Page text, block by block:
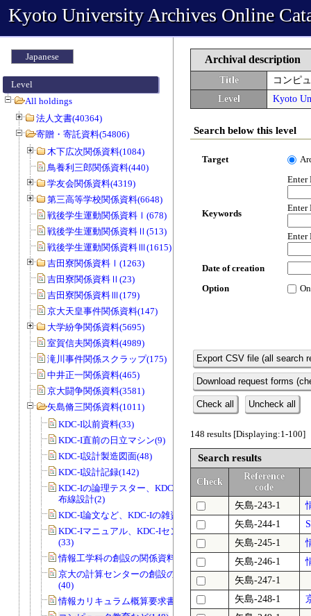
Kyoto University Archives Online
Japanese
Level
All holdings
法人文書(40364)
寄贈・寄託資料(54806)
木下広次関係資料(1084)
鳥養利三郎関係資料(440)
学友会関係資料(4319)
第三高等学校関係資料(6648)
戦後学生運動関係資料Ⅰ(678)
戦後学生運動関係資料Ⅱ(513)
戦後学生運動関係資料Ⅲ(1615)
吉田寮関係資料Ⅰ(1263)
吉田寮関係資料Ⅱ(23)
吉田寮関係資料Ⅲ(179)
京大天皇事件関係資料(147)
大学紛争関係資料(5695)
室賀信夫関係資料(4989)
滝川事件関係スクラップ(175)
中井正一関係資料(465)
京大闘争関係資料(3581)
矢島脩三関係資料(1011)
KDC-I以前資料(33)
KDC-I直前の日立マシン(9)
KDC-I設計製造図面(48)
KDC-I設計記録(142)
KDC-Iの論理テスター、KDC-IのCADの
布線設計(2)
KDC-I論文など、KDC-Iの雑資料(23)
KDC-Iマニュアル、KDC-Iセンター資料
(33)
情報工学科の創設の関係資料(2)
京大の計算センターの創設の関係資料
(40)
情報カリキュラム概算要求書類(47)
Archival description
Title
コンピ
Level
Kyoto
Search below this level
Target
Keywords
Enter
Enter
Enter
Date of creation
Option
Export CSV file (all search
Download request forms
Check all Uncheck all
148 results [Displaying:1-100]
Search results
Check
Reference
code
矢島-243-1
矢島-244-1
矢島-245-1
矢島-246-1
矢島-247-1
矢島-248-1